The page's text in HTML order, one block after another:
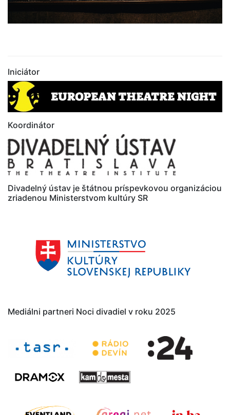
Iniciátor
Koordinátor
Divadelný ústav je štátnou príspevkovou organizáciou
zriadenou Ministerstvom kultúry SR
Mediálni partneri Noci divadiel v roku 2025